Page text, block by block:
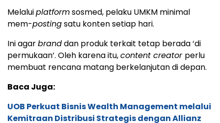
Melaluiplatformsosmed, pelaku UMKM minimal
mem-postingsatu konten setiap hari.
Ini agarbranddan produk terkait tetap berada ‘di
permukaan’. Oleh karena itu,content creator perlu
membuat rencana matang berkelanjutan di depan.
Baca Juga:
UOB Perkuat Bisnis Wealth Management melalui
Kemitraan Distribusi Strategis dengan Allianz